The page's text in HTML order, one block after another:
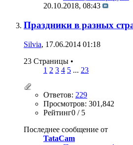
20.10.2018, 08:43
Праздники в разных
Silvia, 17.06.2014 01:18
23 Страницы •
1 2 3 4 5 ... 23
Ответов: 229
Просмотров: 301,842
Рейтинг0 / 5
Последнее сообщение от
TataCam